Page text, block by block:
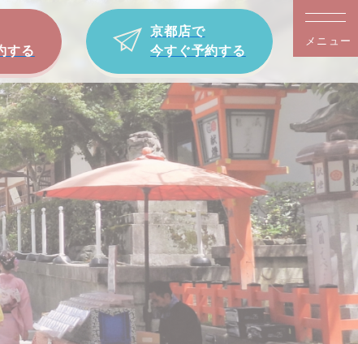
する
京都店で
今すぐ予約する
メニュー